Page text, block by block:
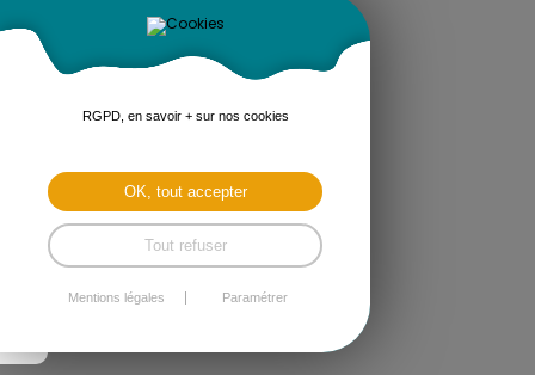
RGPD, en savoir + sur nos cookies
OK, tout accepter
Tout refuser
Mentions légales Paramétrer